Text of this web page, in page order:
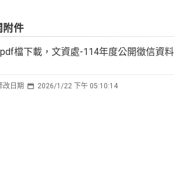
附件
pdf檔下載，文資處-114年度公開徵信資料
改日期 2026/1/22 下午 05:10:14